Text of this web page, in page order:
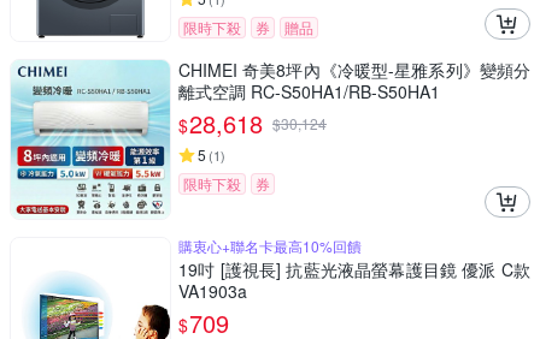
限時下殺 券 贈品
CHIMEI 奇美8坪內《冷暖型-星雅系列》變頻分
離式空調 RC-S50HA1/RB-S50HA1
$28,618 $30,124
5 (1)
限時下殺 券
購衷心+聯名卡最高10%回饋
19吋 [護視長] 抗藍光液晶螢幕護目鏡 優派 C款
VA1903a
$709